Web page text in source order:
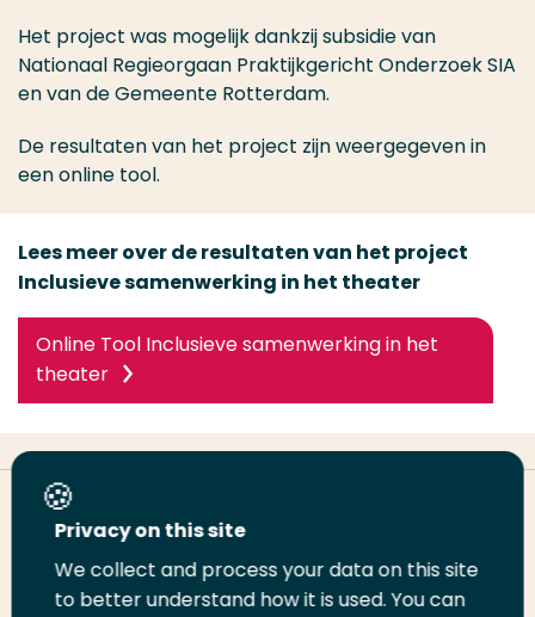
Het project was mogelijk dankzij subsidie van
Nationaal Regieorgaan Praktijkgericht Onderzoek SIA
en van de Gemeente Rotterdam.
De resultaten van het project zijn weergegeven in
een online tool.
Lees meer over de resultaten van het project
Inclusieve samenwerking in het theater
Online Tool Inclusieve samenwerking in het
theater
Deel deze pagina
DeelDeelDeelEmailPrint
Privacy on this site
We collect and process your data on this site
to better understand how it is used. You can